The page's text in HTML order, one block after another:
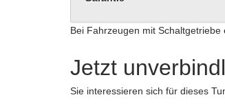
Bei Fahrzeugen mit
Jetzt
Sie interessieren sich für dieses